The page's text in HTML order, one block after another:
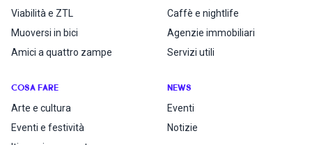
Viabilità e ZTL
Muoversi in bici
Amici a quattro zampe
Caffè e nightlife
Agenzie immobiliari
Servizi utili
COSA FARE
Arte e cultura
Eventi e festività
NEWS
Eventi
Notizie